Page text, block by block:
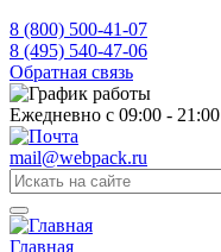
8 (800) 500-41-07
8 (495) 540-47-06
Обратная связь
Ежедневно с 09:00 - 21:00
mail@webpack.ru
Главная